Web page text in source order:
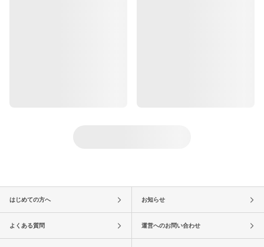
はじめての方へ お知らせ
よくある質問 運営へのお問い合わせ